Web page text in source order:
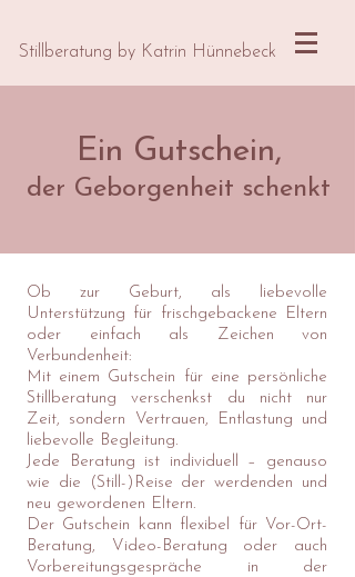
Stillberatung by Katrin Hünnebeck
Ein Gutschein,
der Geborgenheit schenkt
Ob zur Geburt, als liebevolle
Unterstützung für frischgebackene Eltern
oder einfach als Zeichen von
Verbundenheit:
Mit einem Gutschein für eine persönliche
Stillberatung verschenkst du nicht nur
Zeit, sondern Vertrauen, Entlastung und
liebevolle Begleitung.
Jede Beratung ist individuell – genauso
wie die (Still-)Reise der werdenden und
neu gewordenen Eltern.
Der Gutschein kann flexibel für Vor-Ort-
Beratung, Video-Beratung oder auch
Vorbereitungsgespräche in der